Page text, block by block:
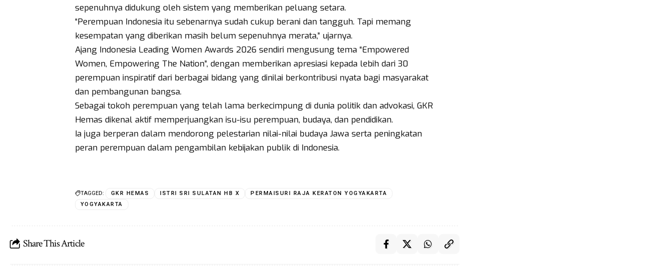
sepenuhnya didukung oleh sistem yang memberikan peluang setara.
“Perempuan Indonesia itu sebenarnya sudah cukup berani dan tangguh. Tapi memang
kesempatan yang diberikan masih belum sepenuhnya merata,” ujarnya.
Ajang Indonesia Leading Women Awards 2026 sendiri mengusung tema “Empowered
Women, Empowering The Nation”, dengan memberikan apresiasi kepada lebih dari 30
perempuan inspiratif dari berbagai bidang yang dinilai berkontribusi nyata bagi masyarakat
dan pembangunan bangsa.
Sebagai tokoh perempuan yang telah lama berkecimpung di dunia politik dan advokasi, GKR
Hemas dikenal aktif memperjuangkan isu-isu perempuan, budaya, dan pendidikan.
Ia juga berperan dalam mendorong pelestarian nilai-nilai budaya Jawa serta peningkatan
peran perempuan dalam pengambilan kebijakan publik di Indonesia.
TAGGED: GKR HEMAS ISTRI SRI SULATAN HB X
PERMAISURI RAJA KERATON YOGYAKARTA
YOGYAKARTA
Share This Article